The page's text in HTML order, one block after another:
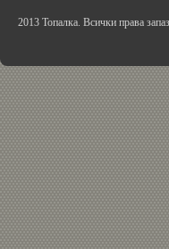
2013 Топалка. Всички права